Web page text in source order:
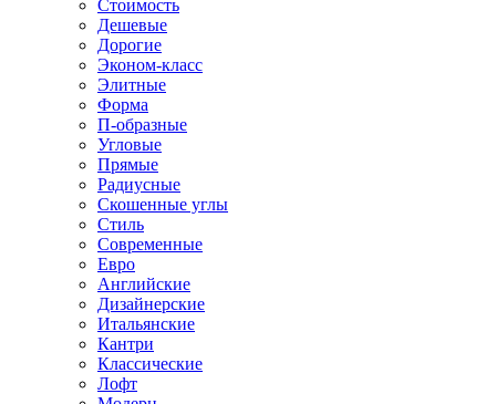
Стоимость
Дешевые
Дорогие
Эконом-класс
Элитные
Форма
П-образные
Угловые
Прямые
Радиусные
Скошенные углы
Стиль
Современные
Евро
Английские
Дизайнерские
Итальянские
Кантри
Классические
Лофт